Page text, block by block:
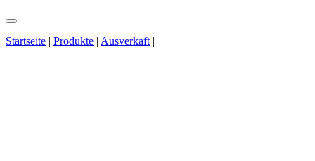
Startseite | Produkte | Ausverkaft |